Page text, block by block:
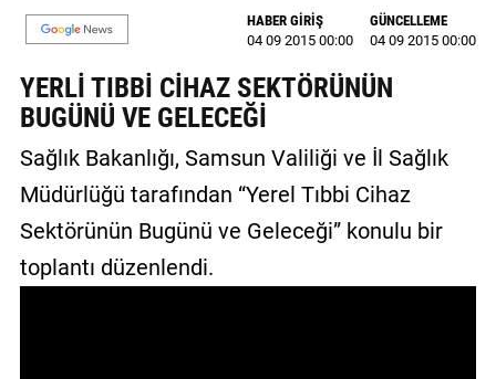
EĞİTİM
GALERİ
VİDEO
YAZARLAR
BİZE
ULAŞIN
Künye
HABER GİRİŞ
04 09 2015 00:00
GÜNCELLEME
04 09 2015 00:00
YERLİ TIBBİ CİHAZ SEKTÖRÜNÜN
BUGÜNÜ VE GELECEĞİ
Sağlık Bakanlığı, Samsun Valiliği ve İl Sağlık
Müdürlüğü tarafından “Yerel Tıbbi Cihaz
Sektörünün Bugünü ve Geleceği” konulu bir
toplantı düzenlendi.